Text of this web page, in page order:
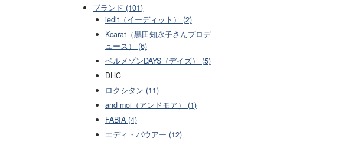
ブランド (101)
iedit（イーディット） (2)
Kcarat（黒田知永子さんプロデ
ュース） (6)
ベルメゾンDAYS（デイズ） (5)
DHC
ロクシタン (11)
and moi（アンドモア） (1)
FABIA (4)
エディ・バウアー (12)